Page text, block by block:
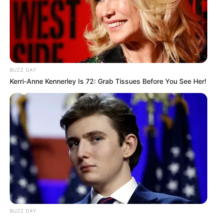
zum UNESCO-Welterbe gehörenden Fagus-Werk in
Alfeld (Leine) ein lohnendes Ausflugsziel.
Schloss Marienburg
Die wie ein Märchenschloss wirkende
neugotischen Bauwerken in Deutschland.
Einst für die Frau des Königs von Hannover errichtet,
besitzt die Anlage sowohl von außen als auch im Inneren
ein sehr prunkvolles Aussehen, das allerdings wegen des
egoistischen Verhaltens durch den ehemaligen
Eigentümer einigen Schaden genommen hat.
Stadtmuseum Einbeck
Im Einbecker Stadtmuseum spielt das
berühmte Einbecker Bier eine große Rolle.
Aber auch historische Fahrräder aus
BUZZ DAY
Kerri-Anne Kennerley Is 72: Grab Tissues Before You See Her!
BUZZ DAY